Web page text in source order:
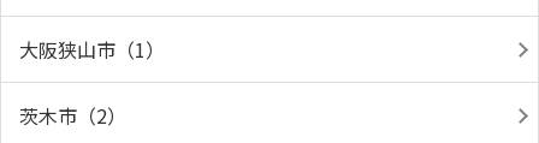
大阪狭山市（1）
茨木市（2）